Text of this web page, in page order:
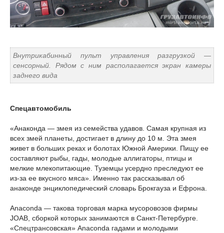
Внутрикабинный пульт управления разгрузкой —
сенсорный. Рядом с ним располагается экран камеры
заднего вида
Спецавтомобиль
«Анаконда — змея из семейства удавов. Самая крупная из
всех змей планеты, достигает в длину до 10 м. Эта змея
живет в больших реках и болотах Южной Америки. Пищу ее
составляют рыбы, гады, молодые аллигаторы, птицы и
мелкие млекопитающие. Туземцы усердно преследуют ее
из-за ее вкусного мяса». Именно так рассказывал об
анаконде энциклопедический словарь Брокгауза и Ефрона.
Anaconda — такова торговая марка мусоровозов фирмы
JOAB, сборкой которых занимаются в Санкт-Петербурге.
«Спецтрансовская» Anaconda гадами и молодыми